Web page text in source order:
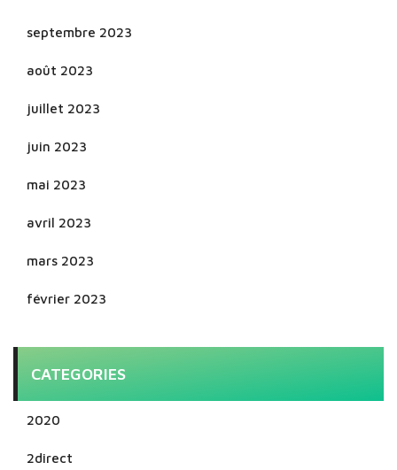
septembre 2023
août 2023
juillet 2023
juin 2023
mai 2023
avril 2023
mars 2023
février 2023
CATEGORIES
2020
2direct